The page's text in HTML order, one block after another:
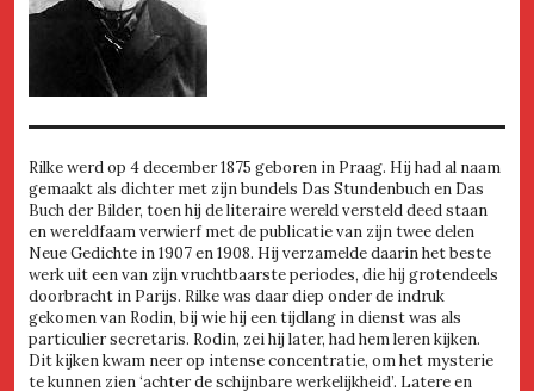
Rilke werd op 4 december 1875 geboren in Praag. Hij had al naam
gemaakt als dichter met zijn bundels Das Stundenbuch en Das
Buch der Bilder, toen hij de literaire wereld versteld deed staan
en wereldfaam verwierf met de publicatie van zijn twee delen
Neue Gedichte in 1907 en 1908. Hij verzamelde daarin het beste
werk uit een van zijn vruchtbaarste periodes, die hij grotendeels
doorbracht in Parijs. Rilke was daar diep onder de indruk
gekomen van Rodin, bij wie hij een tijdlang in dienst was als
particulier secretaris. Rodin, zei hij later, had hem leren kijken.
Dit kijken kwam neer op intense concentratie, om het mysterie
te kunnen zien ‘achter de schijnbare werkelijkheid’. Latere en